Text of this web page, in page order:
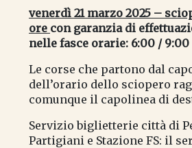
venerdì 21 marzo 2025 –
ore con garanzia di
nelle fasce orarie: 6:00 / 9:00
Le corse che partono dal
dell’orario dello sciopero
comunque il capolinea di
Servizio biglietterie città di
Partigiani e Stazione FS: il